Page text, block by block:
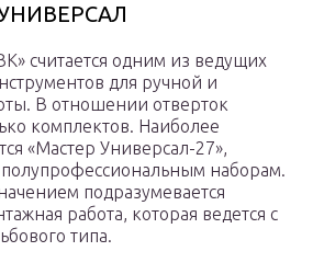
считается одним из ведущих
для ручной и
В отношении отверток
комплектов. Наиболее
«Мастер Универсал-27»,
полупрофессиональным наборам.
подразумевается
работа, которая ведется с
типа.